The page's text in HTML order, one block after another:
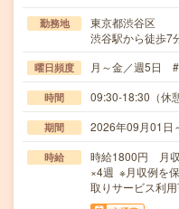
勤務地
東京都渋谷区
渋谷駅から徒歩7
曜日頻度 月～金／週5日
時間 09:30-18:30（休
期間 2026年09月01
時給
時給1800円 月
×4週 ※月収例を
取りサービス利用